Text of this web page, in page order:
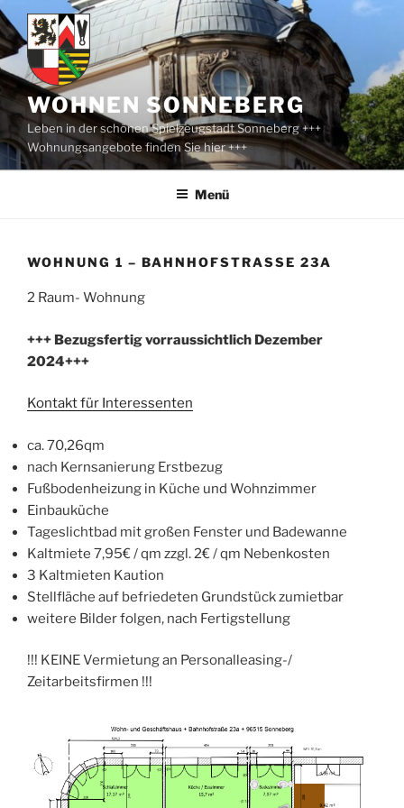
Zum
Inhalt
springen
WOHNEN SONNEBERG
Leben in der schönen Spielzeugstadt Sonneberg +++
Wohnungsangebote finden Sie hier +++
Menü
WOHNUNG 1 – BAHNHOFSTRASSE 23A
2 Raum- Wohnung
+++ Bezugsfertig vorraussichtlich Dezember
2024+++
Kontakt für Interessenten
ca. 70,26qm
nach Kernsanierung Erstbezug
Fußbodenheizung in Küche und Wohnzimmer
Einbauküche
Tageslichtbad mit großen Fenster und Badewanne
Kaltmiete 7,95€ / qm zzgl. 2€ / qm Nebenkosten
3 Kaltmieten Kaution
Stellfläche auf befriedeten Grundstück zumietbar
weitere Bilder folgen, nach Fertigstellung
!!! KEINE Vermietung an Personalleasing-/
Zeitarbeitsfirmen !!!